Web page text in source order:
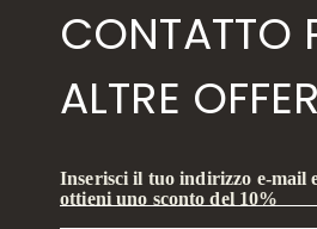
CONTATTO
ALTRE
Inserisci il tuo indirizzo e-mail
ottieni uno sconto del 10%